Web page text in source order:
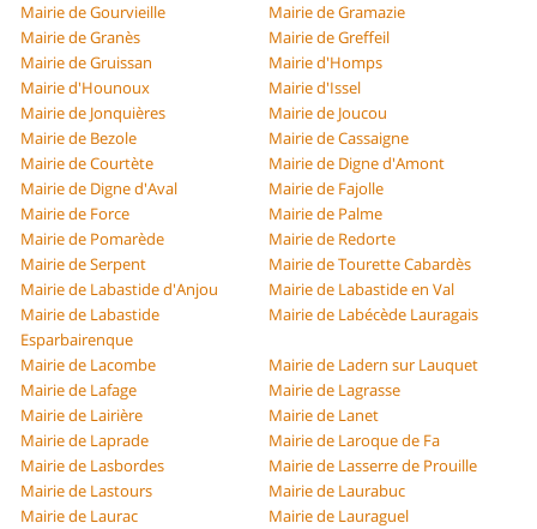
Mairie de Gourvieille
Mairie de Gramazie
Mairie de Granès
Mairie de Greffeil
Mairie de Gruissan
Mairie d'Homps
Mairie d'Hounoux
Mairie d'Issel
Mairie de Jonquières
Mairie de Joucou
Mairie de Bezole
Mairie de Cassaigne
Mairie de Courtète
Mairie de Digne d'Amont
Mairie de Digne d'Aval
Mairie de Fajolle
Mairie de Force
Mairie de Palme
Mairie de Pomarède
Mairie de Redorte
Mairie de Serpent
Mairie de Tourette Cabardès
Mairie de Labastide d'Anjou
Mairie de Labastide en Val
Mairie de Labastide
Esparbairenque
Mairie de Labécède Lauragais
Mairie de Lacombe
Mairie de Ladern sur Lauquet
Mairie de Lafage
Mairie de Lagrasse
Mairie de Lairière
Mairie de Lanet
Mairie de Laprade
Mairie de Laroque de Fa
Mairie de Lasbordes
Mairie de Lasserre de Prouille
Mairie de Lastours
Mairie de Laurabuc
Mairie de Laurac
Mairie de Lauraguel